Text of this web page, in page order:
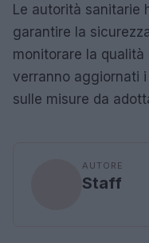
Le autorità sanitarie
garantire la
monitorare la qualità
verranno aggiornati
sulle misure da
AUTORE
Staff